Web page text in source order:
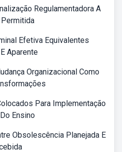
Regulamentadora A
Efetiva Equivalentes
Aparente
Organizacional Como
Para Implementação
Ensino
Obsolescência Planejada E